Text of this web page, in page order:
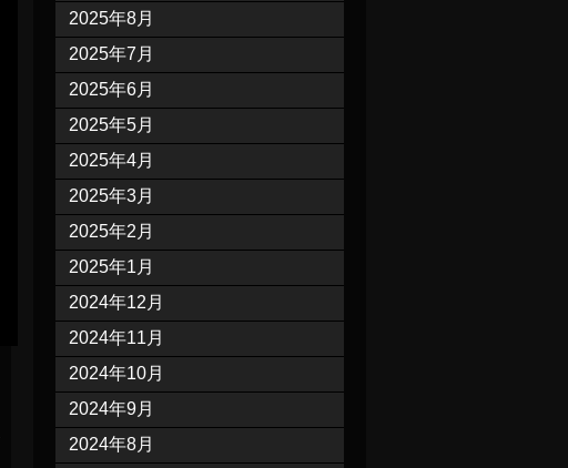
2025年8月
2025年7月
2025年6月
2025年5月
2025年4月
2025年3月
2025年2月
2025年1月
2024年12月
2024年11月
2024年10月
2024年9月
2024年8月